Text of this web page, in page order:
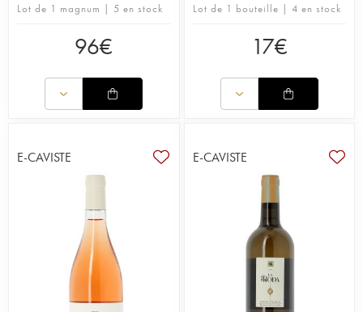
Lot de 1 magnum | 5 en stock
96€
Lot de 1 bouteille | 4 en stock
17€
E-CAVISTE E-CAVISTE